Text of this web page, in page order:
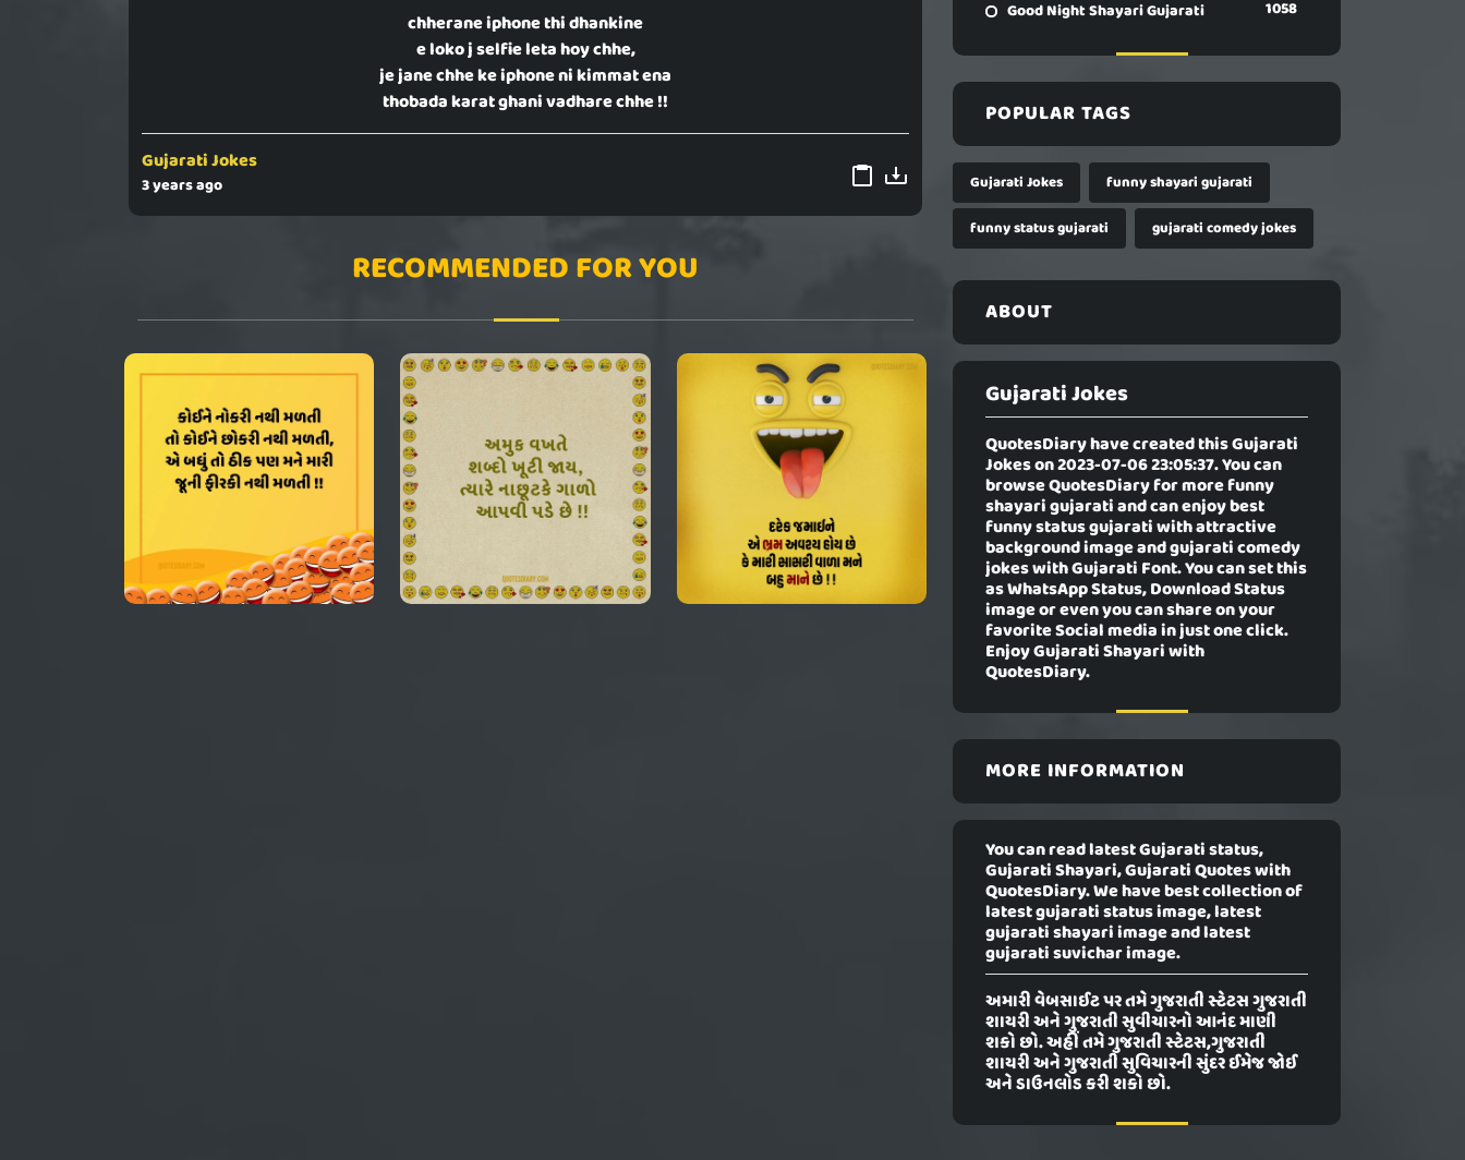
chherane iphone thi dhankine
e loko j selfie leta hoy chhe,
je jane chhe ke iphone ni kimmat ena
thobada karat ghani vadhare chhe !!
Gujarati Jokes
3 years ago
RECOMMENDED FOR YOU
Good Night Shayari Gujarati 1058
POPULAR TAGS
Gujarati Jokes
funny shayari gujarati
funny status gujarati
gujarati comedy jokes
ABOUT
Gujarati Jokes
QuotesDiary have created thisGujarati
Jokeson 2023-07-06 23:05:37. You can
browse QuotesDiary for more funny
shayari gujarati and can enjoy best
funny status gujarati with attractive
background image and gujarati comedy
jokes with Gujarati Font. You can set this
as WhatsApp Status, Download Status
image or even you can share on your
favorite Social media in just one click.
Enjoy Gujarati Shayari with
QuotesDiary.
MORE INFORMATION
You can read latest Gujarati status,
Gujarati Shayari, Gujarati Quotes with
QuotesDiary. We have best collection of
latest gujarati status image, latest
gujarati shayari image and latest
gujarati suvichar image.
અમારી વેબસાઈટ પર તમે ગુજરાતી સ્ટેટસ ગુજરાતી
શાયરી અને ગુજરાતી સુવીચારનો આનંદ માણી
શકો છો. અહીં તમે ગુજરાતી સ્ટેટસ,ગુજરાતી
શાયરી અને ગુજરાતી સુવિચારની સુંદર ઈમેજ જોઈ
અને ડાઉનલોડ કરી શકો છો.